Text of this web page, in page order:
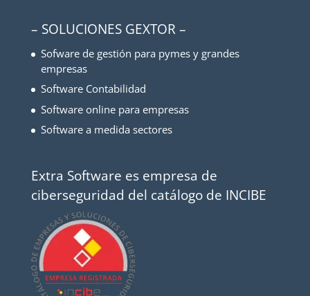
– SOLUCIONES GEXTOR –
Sofware de gestión para pymes y grandes
empresas
Software Contabilidad
Software online para empresas
Software a medida sectores
Extra Software es empresa de
ciberseguridad del catálogo de INCIBE